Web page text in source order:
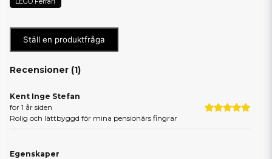
Ställ en produktfråga
Recensioner (1)
Kent Inge Stefan
for 1 år siden
Rolig och lättbyggd för mina pensionärs fingrar
Egenskaper